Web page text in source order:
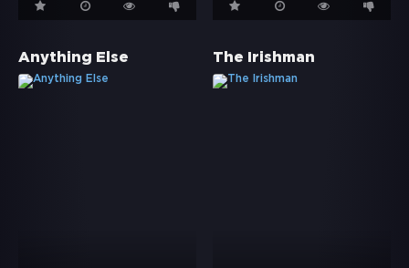
Anything Else The Irishman